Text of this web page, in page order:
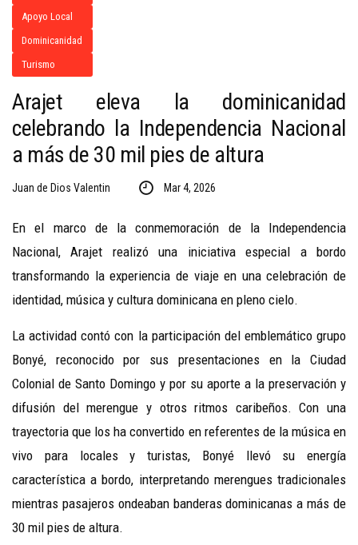
Apoyo Local
Dominicanidad
Turismo
Arajet eleva la dominicanidad
celebrando la Independencia Nacional
a más de 30 mil pies de altura
Juan de Dios Valentin Mar 4, 2026
En el marco de la conmemoración de la Independencia
Nacional, Arajet realizó una iniciativa especial a bordo
transformando la experiencia de viaje en una celebración de
identidad, música y cultura dominicana en pleno cielo.
La actividad contó con la participación del emblemático grupo
Bonyé, reconocido por sus presentaciones en la Ciudad
Colonial de Santo Domingo y por su aporte a la preservación y
difusión del merengue y otros ritmos caribeños. Con una
trayectoria que los ha convertido en referentes de la música en
vivo para locales y turistas, Bonyé llevó su energía
característica a bordo, interpretando merengues tradicionales
mientras pasajeros ondeaban banderas dominicanas a más de
30 mil pies de altura.